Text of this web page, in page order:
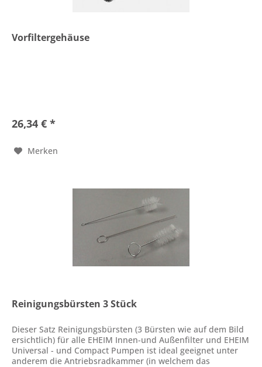
Vorfiltergehäuse
26,34 € *
Merken
Reinigungsbürsten 3 Stück
Dieser Satz Reinigungsbürsten (3 Bürsten wie auf dem Bild
ersichtlich) für alle EHEIM Innen-und Außenfilter und EHEIM
Universal - und Compact Pumpen ist ideal geeignet unter
anderem die Antriebsradkammer (in welchem das